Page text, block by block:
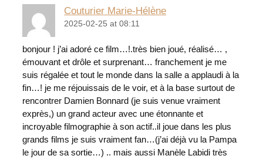
Couturier Marie-Hélène
2025-02-25 at 08:11
bonjour ! j’ai adoré ce film…!.très bien joué, réalisé… ,
émouvant et drôle et surprenant… franchement je me
suis régalée et tout le monde dans la salle a applaudi à la
fin…! je me réjouissais de le voir, et à la base surtout de
rencontrer Damien Bonnard (je suis venue vraiment
exprès,) un grand acteur avec une étonnante et
incroyable filmographie à son actif..il joue dans les plus
grands films je suis vraiment fan…(j’ai déjà vu la Pampa
le jour de sa sortie…) .. mais aussi Manèle Labidi très